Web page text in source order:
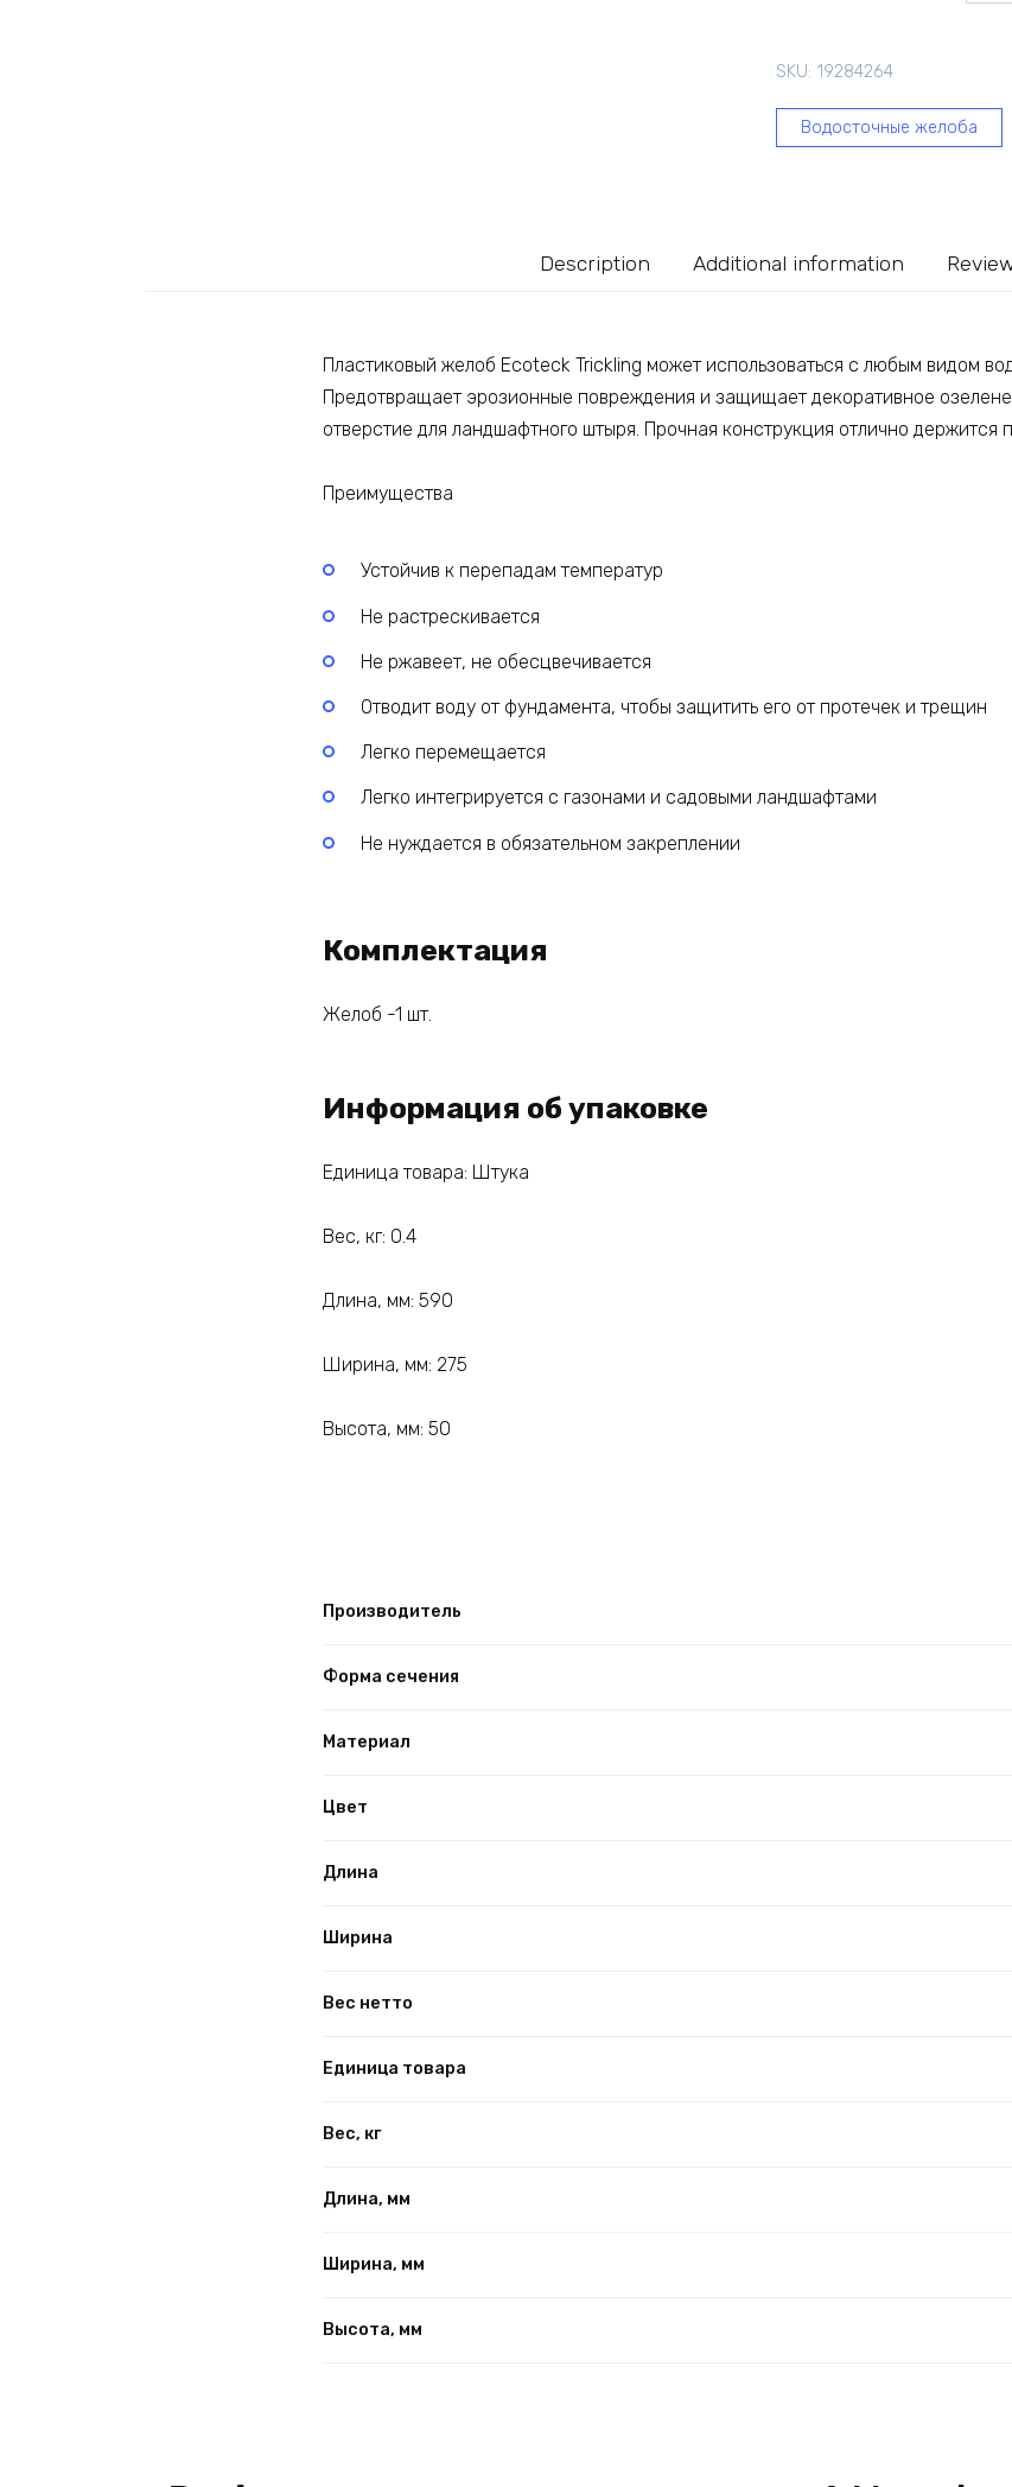
ДИ
SKU: 19284264
Водосточные желоба
Description Additional information
Пластиковый желоб Ecoteck Trickling может использоваться с любым видом
Предотвращает эрозионные повреждения и защищает декоративное
отверстие для ландшафтного штыря. Прочная конструкция отлично держится
Преимущества
Устойчив к перепадам температур
Не растрескивается
Не ржавеет, не обесцвечивается
Отводит воду от фундамента, чтобы защитить его от протечек и трещин
Легко перемещается
Легко интегрируется с газонами и садовыми ландшафтами
Не нуждается в обязательном закреплении
Комплектация
Желоб -1 шт.
Информация об упаковке
Единица товара: Штука
Вес, кг: 0.4
Длина, мм: 590
Ширина, мм: 275
Высота, мм: 50
Производитель
Форма сечения
Материал
Цвет
Длина
Ширина
Вес нетто
Единица товара
Вес, кг
Длина, мм
Ширина, мм
Высота, мм